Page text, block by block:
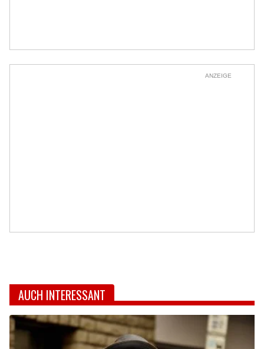
ANZEIGE
AUCH INTERESSANT